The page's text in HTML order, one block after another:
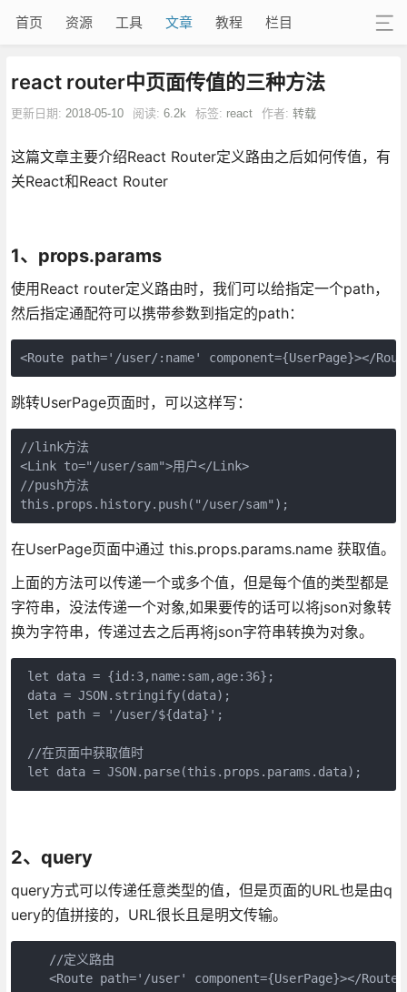
首页 资源 工具 文章 教程 栏目
react router中页面传值的三种方法
更新日期: 2018-05-10 阅读: 6.2k 标签: react 作者: 转载
这篇文章主要介绍React Router定义路由之后如何传值，有
关React和React Router
1、props.params
使用React router定义路由时，我们可以给指定一个path，
然后指定通配符可以携带参数到指定的path：
<Route path='/user/:name' component={UserPage}></
跳转UserPage页面时，可以这样写：
//link方法
<Link to="/user/sam">用户</Link>
//push方法
this.props.history.push("/user/sam");
在UserPage页面中通过 this.props.params.name 获取值。
上面的方法可以传递一个或多个值，但是每个值的类型都是
字符串，没法传递一个对象,如果要传的话可以将json对象转
换为字符串，传递过去之后再将json字符串转换为对象。
let data = {id:3,name:sam,age:36};
data = JSON.stringify(data);
let path = '/user/${data}';
//在页面中获取值时
let data = JSON.parse(this.props.params.data);
2、query
query方式可以传递任意类型的值，但是页面的URL也是由q
uery的值拼接的，URL很长且是明文传输。
    //定义路由
    <Route path='/user' component={UserPage}></Route>